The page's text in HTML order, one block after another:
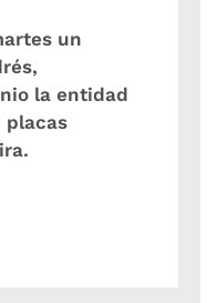
un
la entidad
placas